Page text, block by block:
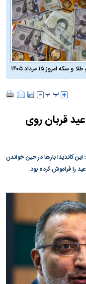
سکه امروز ۱۵ مرداد ۱۴۰۵
قربان روی
کاندیدا بار‌ها در حین خواندن
را فراموش کرده بود.